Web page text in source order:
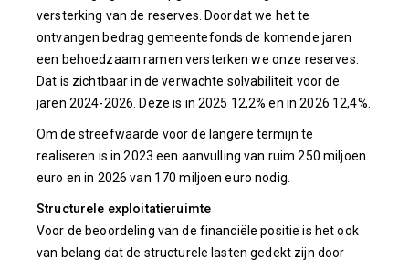
versterking van de reserves. Doordat we het te
ontvangen bedrag gemeentefonds de komende jaren
een behoedzaam ramen versterken we onze reserves.
Dat is zichtbaar in de verwachte solvabiliteit voor de
jaren 2024-2026. Deze is in 2025 12,2% en in 2026 12,4%.
Om de streefwaarde voor de langere termijn te
realiseren is in 2023 een aanvulling van ruim 250 miljoen
euro en in 2026 van 170 miljoen euro nodig.
Structurele exploitatieruimte
Voor de beoordeling van de financiële positie is het ook
van belang dat de structurele lasten gedekt zijn door